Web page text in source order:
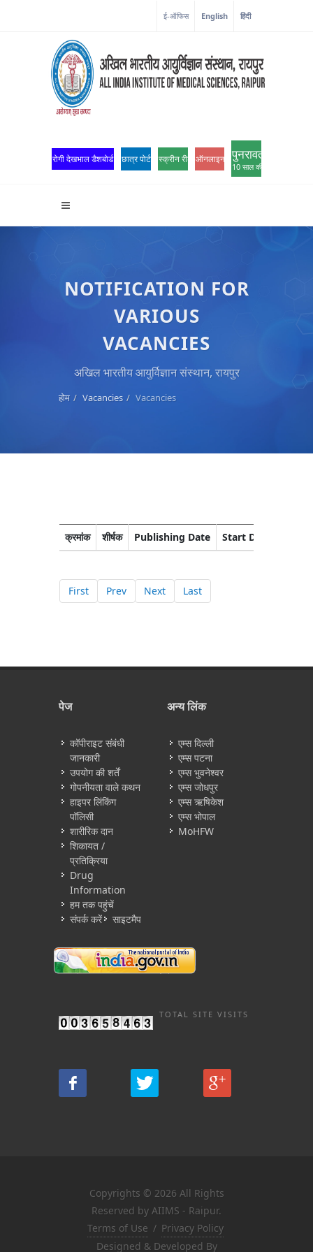
ई-ऑफिस English हिंदी
रोगी देखभाल डैशबोर्ड छात्र पोर्टल स्क्रीन रीडर एक्सेसऑनलाइन ओपीडी पंजीकरण
पुनरावर्तन
10 साल की उत्कृष्टता
NOTIFICATION FOR
VARIOUS
VACANCIES
अखिल भारतीय आयुर्विज्ञान संस्थान, रायपुर
होम Vacancies Vacancies
क्रमांक शीर्षक Publishing Date Start Date
First Prev Next Last
पेज
कॉपीराइट संबंधी
जानकारी
उपयोग की शर्तें
गोपनीयता वाले कथन
हाइपर लिंकिंग
पॉलिसी
शारीरिक दान
शिकायत /
प्रतिक्रिया
Drug
Information
हम तक पहुंचें
संपर्क करें
साइटमैप
अन्य लिंक
एम्स दिल्ली
एम्स पटना
एम्स भुवनेश्वर
एम्स जोधपुर
एम्स ऋषिकेश
एम्स भोपाल
MoHFW
TOTAL SITE VISITS
Copyrights © 2026 All Rights
Reserved by AIIMS - Raipur.
Terms of Use / Privacy Policy
Designed & Developed By